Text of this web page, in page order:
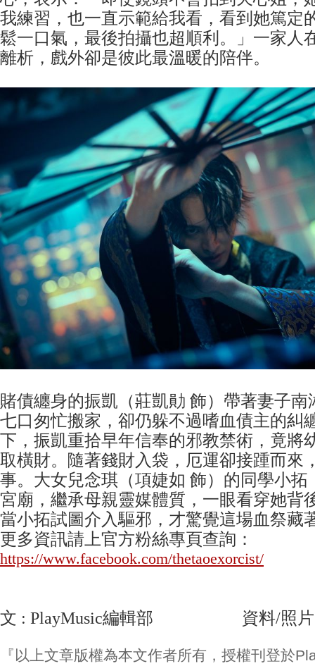
我練習，也一直示範給我看，看到她篤定
鬆一口氣，最後拍攝也超順利。」一家人
離析，戲外卻是彼此最溫暖的陪伴。
賭債纏身的振凱（莊凱勛 飾）帶著妻子南
七口匆忙搬家，卻仍躲不過嗜血債主的糾
下，振凱重拾早年信奉的邪教禁術，竟將
取橫財。隨著錢財入袋，厄運卻接踵而來
事。大女兒念琪（項婕如 飾）的同學小拓
宮廟，繼承母親靈媒體質，一眼看穿她背
當小拓試圖介入驅邪，才驚覺這場血祭
更多資訊請上官方粉絲專頁查詢：
https://www.facebook.com/thetaoexorcist/
文 : PlayMusic編輯部 資料/照片 :
『以上文章版權為本文作者所有，授權刊登於